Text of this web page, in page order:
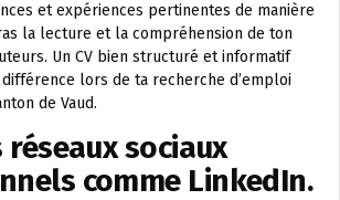
et expériences pertinentes de manière
la lecture et la compréhension de ton
Un CV bien structuré et informatif
lors de ta recherche d’emploi
de Vaud.
sociaux
comme LinkedIn.